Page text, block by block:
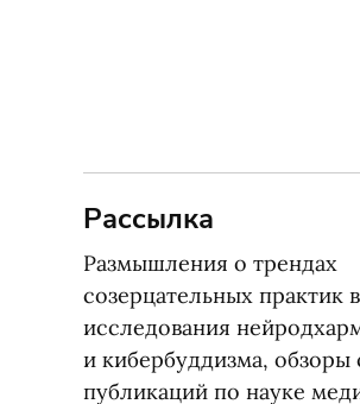
Рассылка
Размышления о трендах
созерцательных практик
исследования
и кибербуддизма, обзоры
публикаций по науке